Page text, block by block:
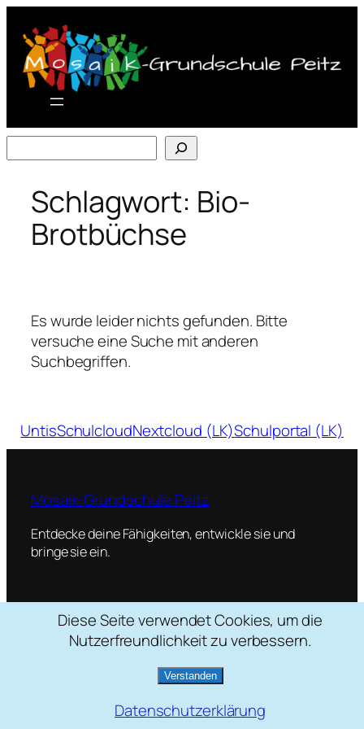
Inhalt
springen
Schlagwort: Bio-
Brotbüchse
Es wurde leider nichts gefunden. Bitte
versuche eine Suche mit anderen
Suchbegriffen.
UntisSchulcloudNextcloud (LK)Schulportal (LK)
Mosaik-Grundschule Peitz
Entdecke deine Fähigkeiten, entwickle sie und
bringe sie ein.
Schulstraße 2, 03185 Peitz
035601 / 22088
mosaik[at]grundschule-peitz.de
Diese Seite verwendet Cookies, um die
Nutzerfreundlichkeit zu verbessern.
Verstanden
Datenschutzerklärung